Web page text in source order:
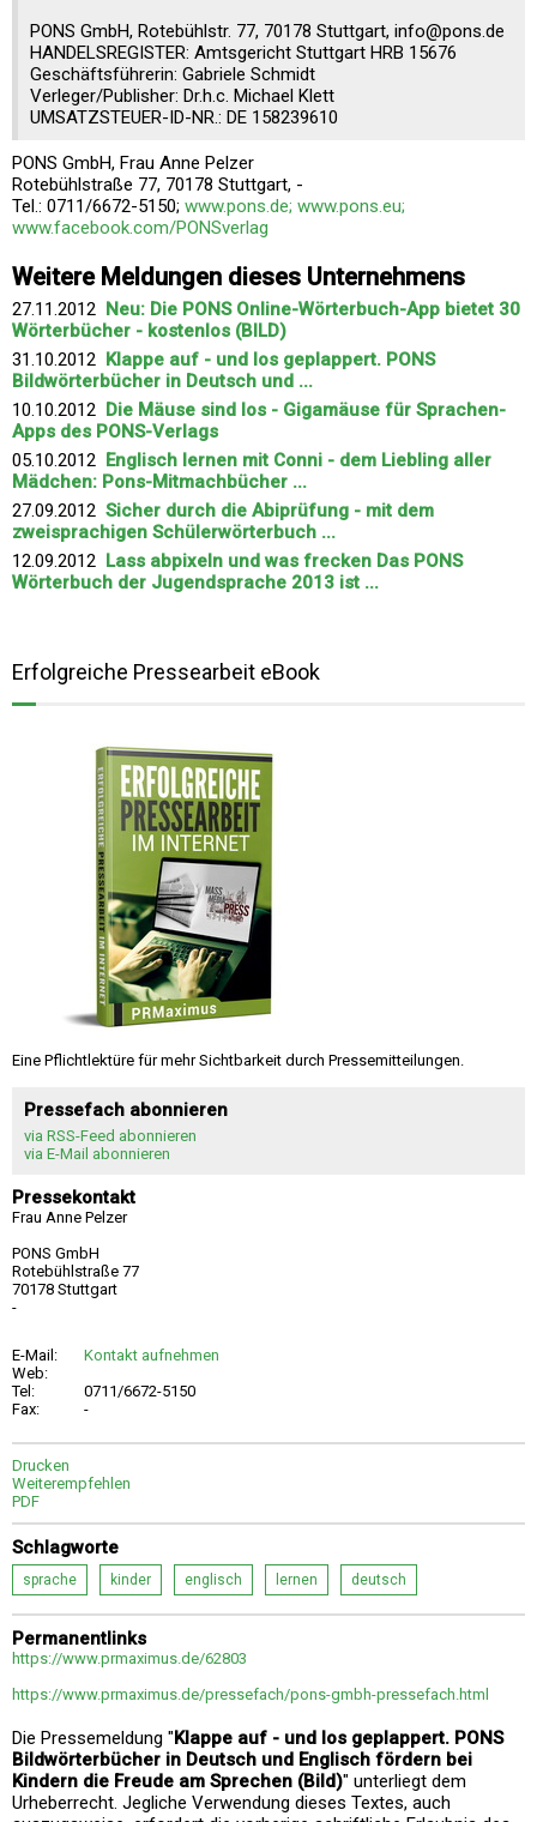
PONS GmbH, Rotebühlstr. 77, 70178 Stuttgart, info@pons.de
HANDELSREGISTER: Amtsgericht Stuttgart HRB 15676
Geschäftsführerin: Gabriele Schmidt
Verleger/Publisher: Dr.h.c. Michael Klett
UMSATZSTEUER-ID-NR.: DE 158239610
PONS GmbH, Frau Anne Pelzer
Rotebühlstraße 77, 70178 Stuttgart, -
Tel.: 0711/6672-5150; www.pons.de; www.pons.eu;
www.facebook.com/PONSverlag
Weitere Meldungen dieses Unternehmens
27.11.2012 Neu: Die PONS Online-Wörterbuch-App bietet 30
Wörterbücher - kostenlos (BILD)
31.10.2012 Klappe auf - und los geplappert. PONS
Bildwörterbücher in Deutsch und ...
10.10.2012 Die Mäuse sind los - Gigamäuse für Sprachen-
Apps des PONS-Verlags
05.10.2012 Englisch lernen mit Conni - dem Liebling aller
Mädchen: Pons-Mitmachbücher ...
27.09.2012 Sicher durch die Abiprüfung - mit dem
zweisprachigen Schülerwörterbuch ...
12.09.2012 Lass abpixeln und was frecken Das PONS
Wörterbuch der Jugendsprache 2013 ist ...
Erfolgreiche Pressearbeit eBook
Eine Pflichtlektüre für mehr Sichtbarkeit durch Pressemitteilungen.
Pressefach abonnieren
via RSS-Feed abonnieren
via E-Mail abonnieren
Pressekontakt
Frau Anne Pelzer
PONS GmbH
Rotebühlstraße 77
70178 Stuttgart
-
E-Mail:
Kontakt aufnehmen
Web:
Tel:
0711/6672-5150
Fax:
-
Drucken
Weiterempfehlen
PDF
Schlagworte
sprache kinder englisch lernen deutsch
Permanentlinks
https://www.prmaximus.de/62803
https://www.prmaximus.de/pressefach/pons-gmbh-pressefach.html
Die Pressemeldung "Klappe auf - und los geplappert. PONS
Bildwörterbücher in Deutsch und Englisch fördern bei
Kindern die Freude am Sprechen (Bild)" unterliegt dem
Urheberrecht. Jegliche Verwendung dieses Textes, auch